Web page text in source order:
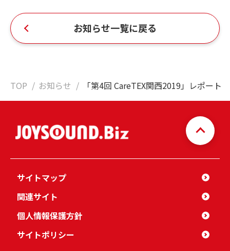
お知らせ一覧に戻る
TOP お知らせ 「第4回 CareTEX関西2019」レポート
サイトマップ
関連サイト
個人情報保護方針
サイトポリシー